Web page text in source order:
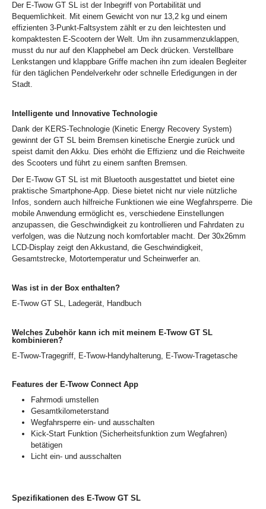
Der E-Twow GT SL ist der Inbegriff von Portabilität und
Bequemlichkeit. Mit einem Gewicht von nur 13,2 kg und einem
effizienten 3-Punkt-Faltsystem zählt er zu den leichtesten und
kompaktesten E-Scootern der Welt. Um ihn zusammenzuklappen,
musst du nur auf den Klapphebel am Deck drücken. Verstellbare
Lenkstangen und klappbare Griffe machen ihn zum idealen Begleiter
für den täglichen Pendelverkehr oder schnelle Erledigungen in der
Stadt.
Intelligente und Innovative Technologie
Dank der KERS-Technologie (Kinetic Energy Recovery System)
gewinnt der GT SL beim Bremsen kinetische Energie zurück und
speist damit den Akku. Dies erhöht die Effizienz und die Reichweite
des Scooters und führt zu einem sanften Bremsen.
Der E-Twow GT SL ist mit Bluetooth ausgestattet und bietet eine
praktische Smartphone-App. Diese bietet nicht nur viele nützliche
Infos, sondern auch hilfreiche Funktionen wie eine Wegfahrsperre. Die
mobile Anwendung ermöglicht es, verschiedene Einstellungen
anzupassen, die Geschwindigkeit zu kontrollieren und Fahrdaten zu
verfolgen, was die Nutzung noch komfortabler macht. Der 30x26mm
LCD-Display zeigt den Akkustand, die Geschwindigkeit,
Gesamtstrecke, Motortemperatur und Scheinwerfer an.
Was ist in der Box enthalten?
E-Twow GT SL, Ladegerät, Handbuch
Welches Zubehör kann ich mit meinem E-Twow GT SL
kombinieren?
E-Twow-Tragegriff, E-Twow-Handyhalterung, E-Twow-Tragetasche
Features der E-Twow Connect App
Fahrmodi umstellen
Gesamtkilometerstand
Wegfahrsperre ein- und ausschalten
Kick-Start Funktion (Sicherheitsfunktion zum Wegfahren)
betätigen
Licht ein- und ausschalten
Spezifikationen des E-Twow GT SL